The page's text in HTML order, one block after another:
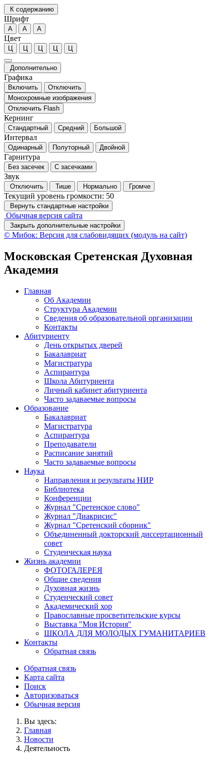
К содержанию
Шрифт
А А А
Цвет
Ц Ц Ц Ц Ц
Дополнительно
Графика
Включить
Отключить
Монохромные изображения
Отключить Flash
Кернинг
Стандартный Средний Большой
Интервал
Одинарный Полуторный Двойной
Гарнитура
Без засечек С засечками
Звук
Отключить Тише Нормально Громче
Текущий уровень громкости: 50
Вернуть стандартные настройки
Обычная версия сайта
Закрыть дополнительные настройки
© Мибок: Версия для слабовидящих (модуль на сайт)
Московская Сретенская Духовная
Академия
Главная
Об Академии
Структура Академии
Сведения об образовательной организации
Контакты
Абитуриенту
День открытых дверей
Бакалавриат
Магистратура
Аспирантура
Школа Абитуриента
Личный кабинет абитуриента
Часто задаваемые вопросы
Образование
Бакалавриат
Магистратура
Аспирантура
Преподаватели
Расписание занятий
Часто задаваемые вопросы
Наука
Направления и результаты НИР
Библиотека
Конференции
Журнал "Сретенское слово"
Журнал "Диакрисис"
Журнал "Сретенский сборник"
Объединенный докторский диссертационный
совет
Студенческая наука
Жизнь академии
ФОТОГАЛЕРЕЯ
Общие сведения
Духовная жизнь
Студенческий совет
Академический хор
Православные просветительские курсы
Выставка "Моя История"
ШКОЛА ДЛЯ МОЛОДЫХ ГУМАНИТАРИЕВ
Контакты
Обратная связь
Обратная связь
Карта сайта
Поиск
Авторизоваться
Обычная версия
Вы здесь:
Главная
Новости
Деятельность